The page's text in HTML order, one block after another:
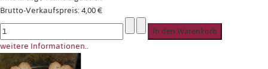
Brutto-Verkaufspreis:4,00 €
weitere Informationen..